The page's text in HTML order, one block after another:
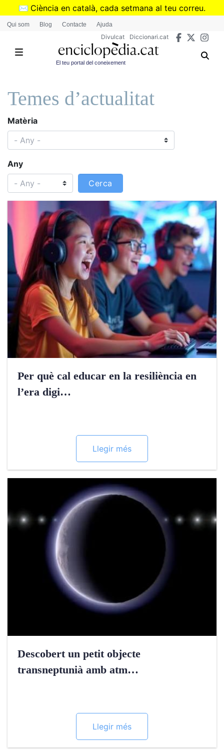
Skip
content
✉️ Ciència en català, cada setmana al teu correu.
➜Subscriu-te al butlletí de Divulcat
Qui som Blog Contacte Ajuda
Divulcat Diccionari.cat
El teu portal del coneixement
Temes d’actualitat
Matèria
Any
Per què cal educar en la resiliència en
l’era digi…
Llegir més
Descobert un petit objecte
transneptunià amb atm…
Llegir més